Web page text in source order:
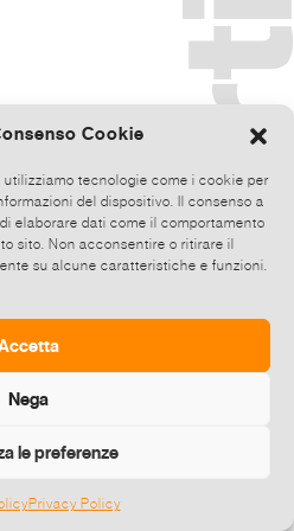
Cookie
utilizziamo tecnologie come i cookie per
del dispositivo. Il consenso a
elaborare dati come il comportamento
sito. Non acconsentire o ritirare il
su alcune caratteristiche e funzioni.
Nega
le preferenze
Privacy Policy
E-zine